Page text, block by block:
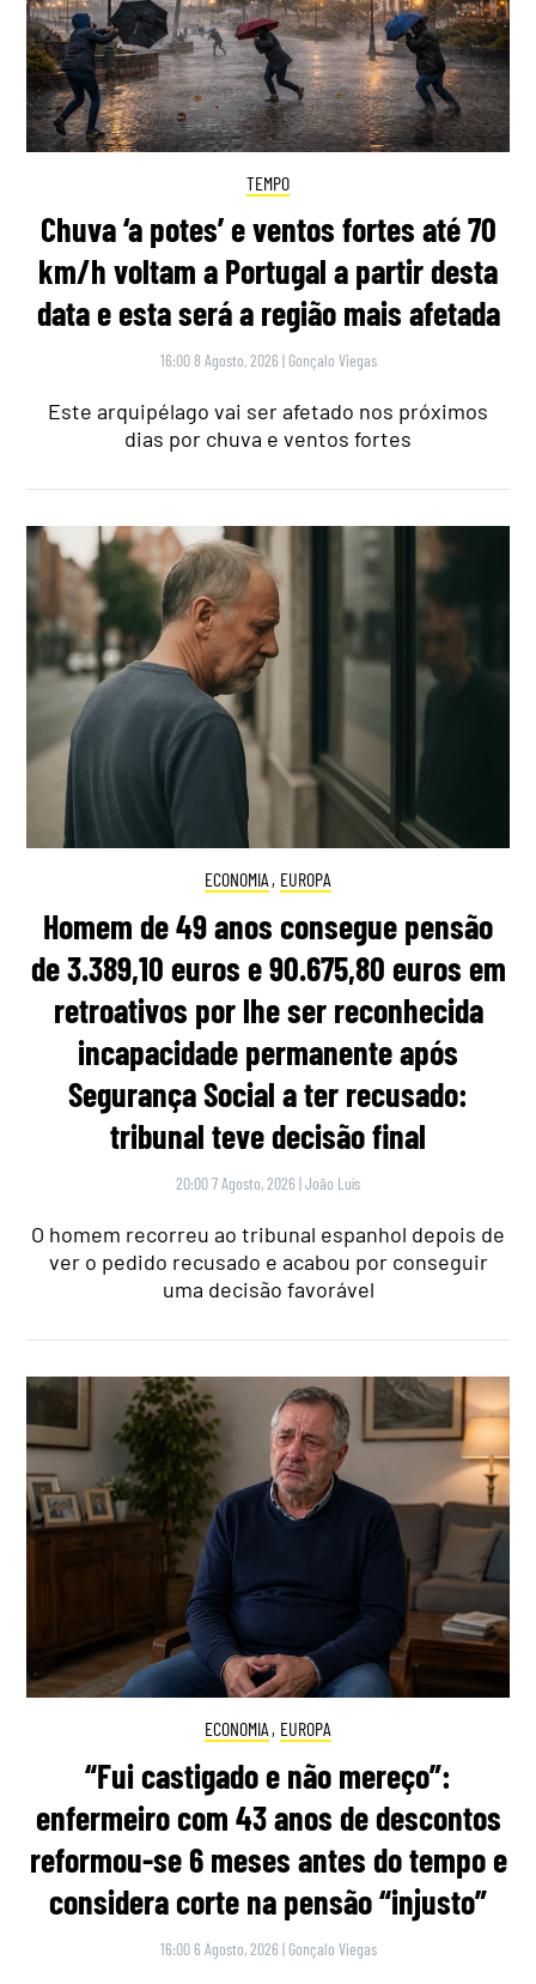
TEMPO
Chuva ‘a potes’ e ventos fortes até 70
km/h voltam a Portugal a partir desta
data e esta será a região mais afetada
16:00 8 Agosto, 2026 | Gonçalo Viegas
Este arquipélago vai ser afetado nos próximos
dias por chuva e ventos fortes
ECONOMIA , EUROPA
Homem de 49 anos consegue pensão
de 3.389,10 euros e 90.675,80 euros em
retroativos por lhe ser reconhecida
incapacidade permanente após
Segurança Social a ter recusado:
tribunal teve decisão final
20:00 7 Agosto, 2026 |João Luís
O homem recorreu ao tribunal espanhol depois de
ver o pedido recusado e acabou por conseguir
uma decisão favorável
ECONOMIA , EUROPA
“Fui castigado e não mereço”:
enfermeiro com 43 anos de descontos
reformou-se 6 meses antes do tempo e
considera corte na pensão “injusto”
16:00 6 Agosto, 2026 | Gonçalo Viegas